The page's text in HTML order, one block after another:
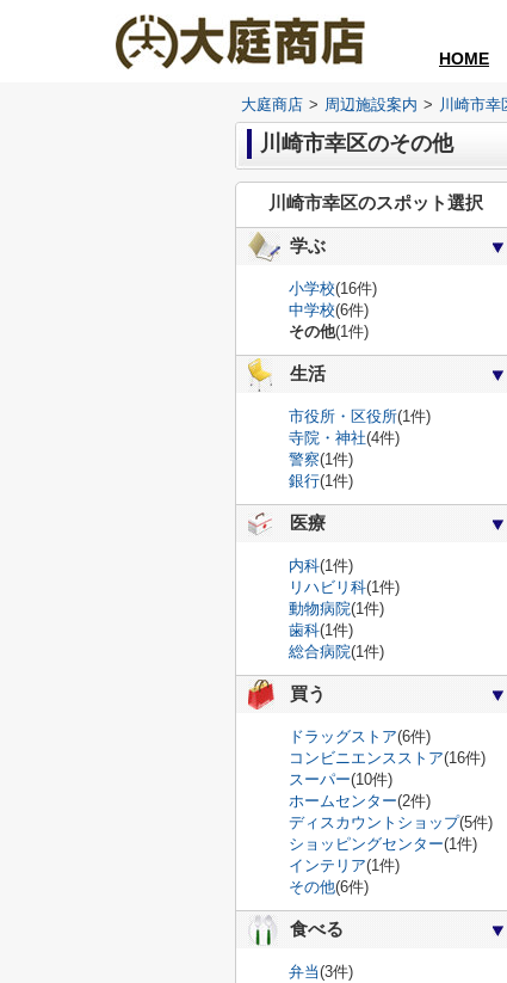
HOME
大庭商店 > 周辺施設案内 > 川崎市幸
川崎市幸区のその他
川崎市幸区のスポット選択
学ぶ
小学校(16件)
中学校(6件)
その他(1件)
生活
市役所・区役所(1件)
寺院・神社(4件)
警察(1件)
銀行(1件)
医療
内科(1件)
リハビリ科(1件)
動物病院(1件)
歯科(1件)
総合病院(1件)
買う
ドラッグストア(6件)
コンビニエンスストア(16件)
スーパー(10件)
ホームセンター(2件)
ディスカウントショップ(5件)
ショッピングセンター(1件)
インテリア(1件)
その他(6件)
食べる
弁当(3件)